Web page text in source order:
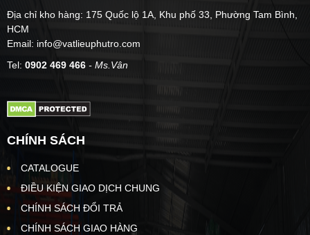
Địa chỉ kho hàng: 175 Quốc lộ 1A, Khu phố 33, Phường Tam Bình,
HCM
Email: info@vatlieuphutro.com
Tel: 0902 469 466 - Ms.Vân
CHÍNH SÁCH
CATALOGUE
ĐIỀU KIỆN GIAO DỊCH CHUNG
CHÍNH SÁCH ĐỔI TRẢ
CHÍNH SÁCH GIAO HÀNG